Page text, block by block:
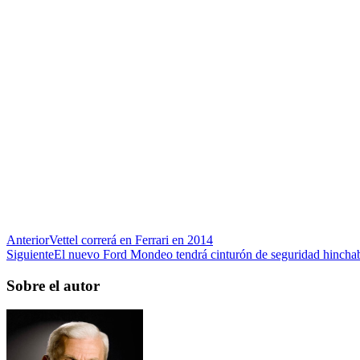
AnteriorVettel correrá en Ferrari en 2014
SiguienteEl nuevo Ford Mondeo tendrá cinturón de seguridad
Sobre el autor